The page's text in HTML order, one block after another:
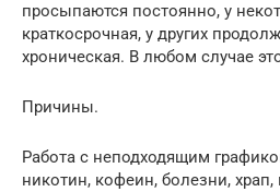
просыпаются постоянно, у
краткосрочная, у других
хроническая. В любом случае
Причины.
Работа с неподходящим
никотин, кофеин, болезни,